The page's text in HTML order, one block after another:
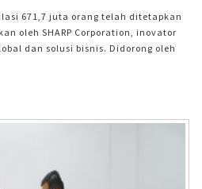
671,7 juta orang telah ditetapkan
oleh SHARP Corporation, inovator
dan solusi bisnis. Didorong oleh
regional SHARP SYNC UP 2024
terhadap gaya hidup konsumen
ini